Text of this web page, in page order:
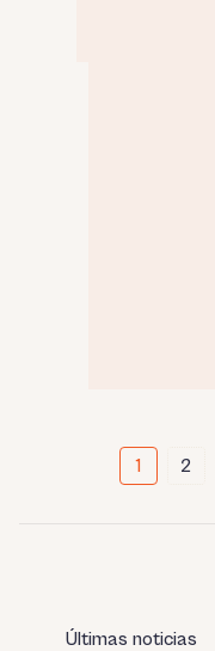
1 2
Últimas noticias